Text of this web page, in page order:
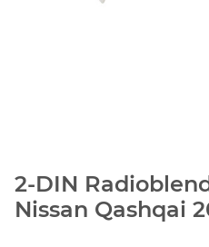
2-DIN
Nissan Qashqai